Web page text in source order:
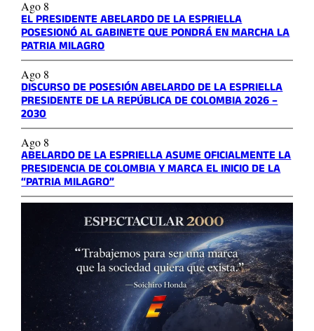
Ago 8
EL PRESIDENTE ABELARDO DE LA ESPRIELLA
POSESIONÓ AL GABINETE QUE PONDRÁ EN MARCHA LA
PATRIA MILAGRO
Ago 8
DISCURSO DE POSESIÓN ABELARDO DE LA ESPRIELLA
PRESIDENTE DE LA REPÚBLICA DE COLOMBIA 2026 –
2030
Ago 8
ABELARDO DE LA ESPRIELLA ASUME OFICIALMENTE LA
PRESIDENCIA DE COLOMBIA Y MARCA EL INICIO DE LA
“PATRIA MILAGRO”